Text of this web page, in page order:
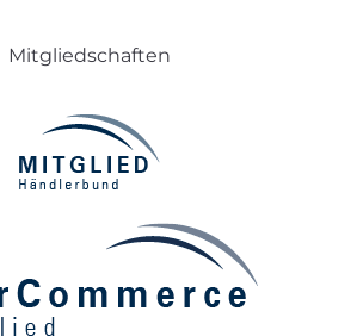
Mitgliedschaften